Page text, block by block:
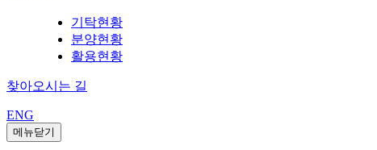
기탁현황
분양현황
활용현황
찾아오시는 길
ENG
메뉴닫기